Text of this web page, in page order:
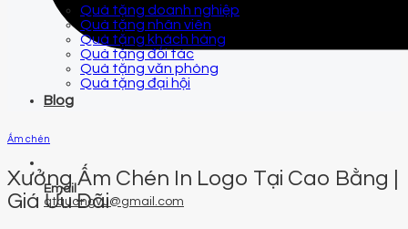
Email
qtquangvu@gmail.com
Quà tặng doanh nghiệp
Quà tặng nhân viên
Quà tặng khách hàng
Quà tặng đối tác
Quà tặng văn phòng
Quà tặng đại hội
Blog
Ấm chén
Xưởng Ấm Chén In Logo Tại Cao Bằng |
Giá Ưu Đãi